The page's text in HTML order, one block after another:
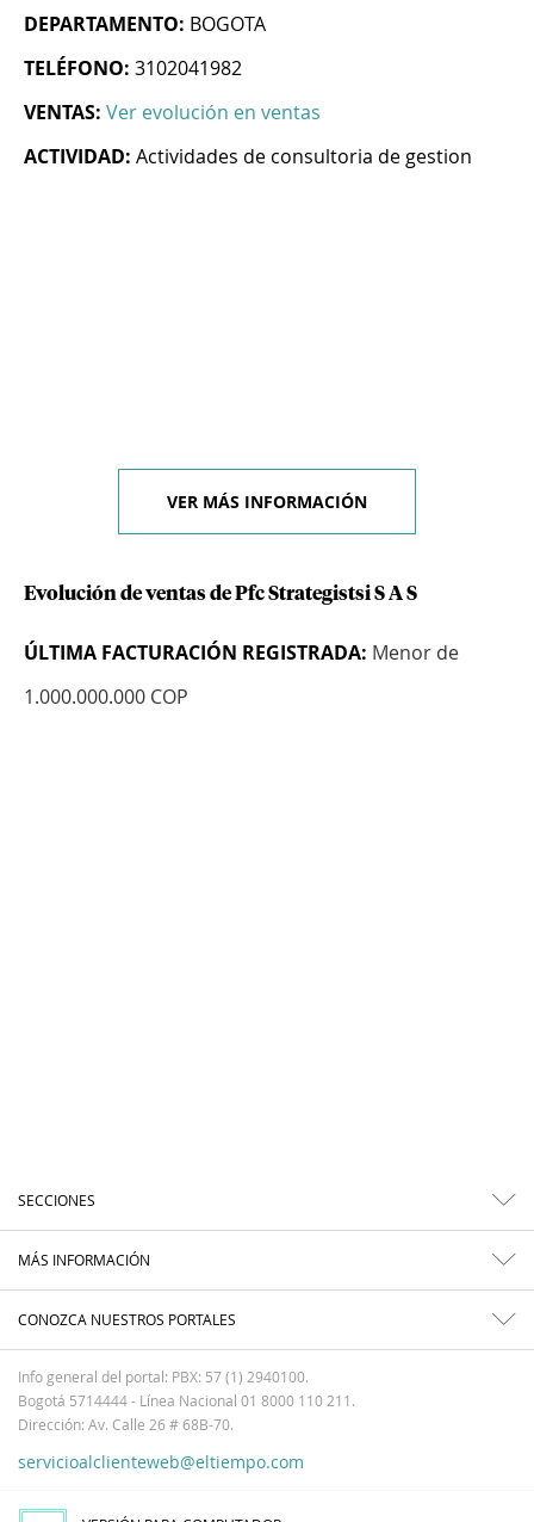
DEPARTAMENTO: BOGOTA
TELÉFONO: 3102041982
VENTAS: Ver evolución en ventas
ACTIVIDAD: Actividades de consultoria de gestion
VER MÁS INFORMACIÓN
Evolución de ventas de Pfc Strategistsi S A S
ÚLTIMA FACTURACIÓN REGISTRADA: Menor de
1.000.000.000 COP
SECCIONES
MÁS INFORMACIÓN
CONOZCA NUESTROS PORTALES
Info general del portal: PBX: 57 (1) 2940100.
Bogotá 5714444 - Línea Nacional 01 8000 110 211.
Dirección: Av. Calle 26 # 68B-70.
servicioalclienteweb@eltiempo.com